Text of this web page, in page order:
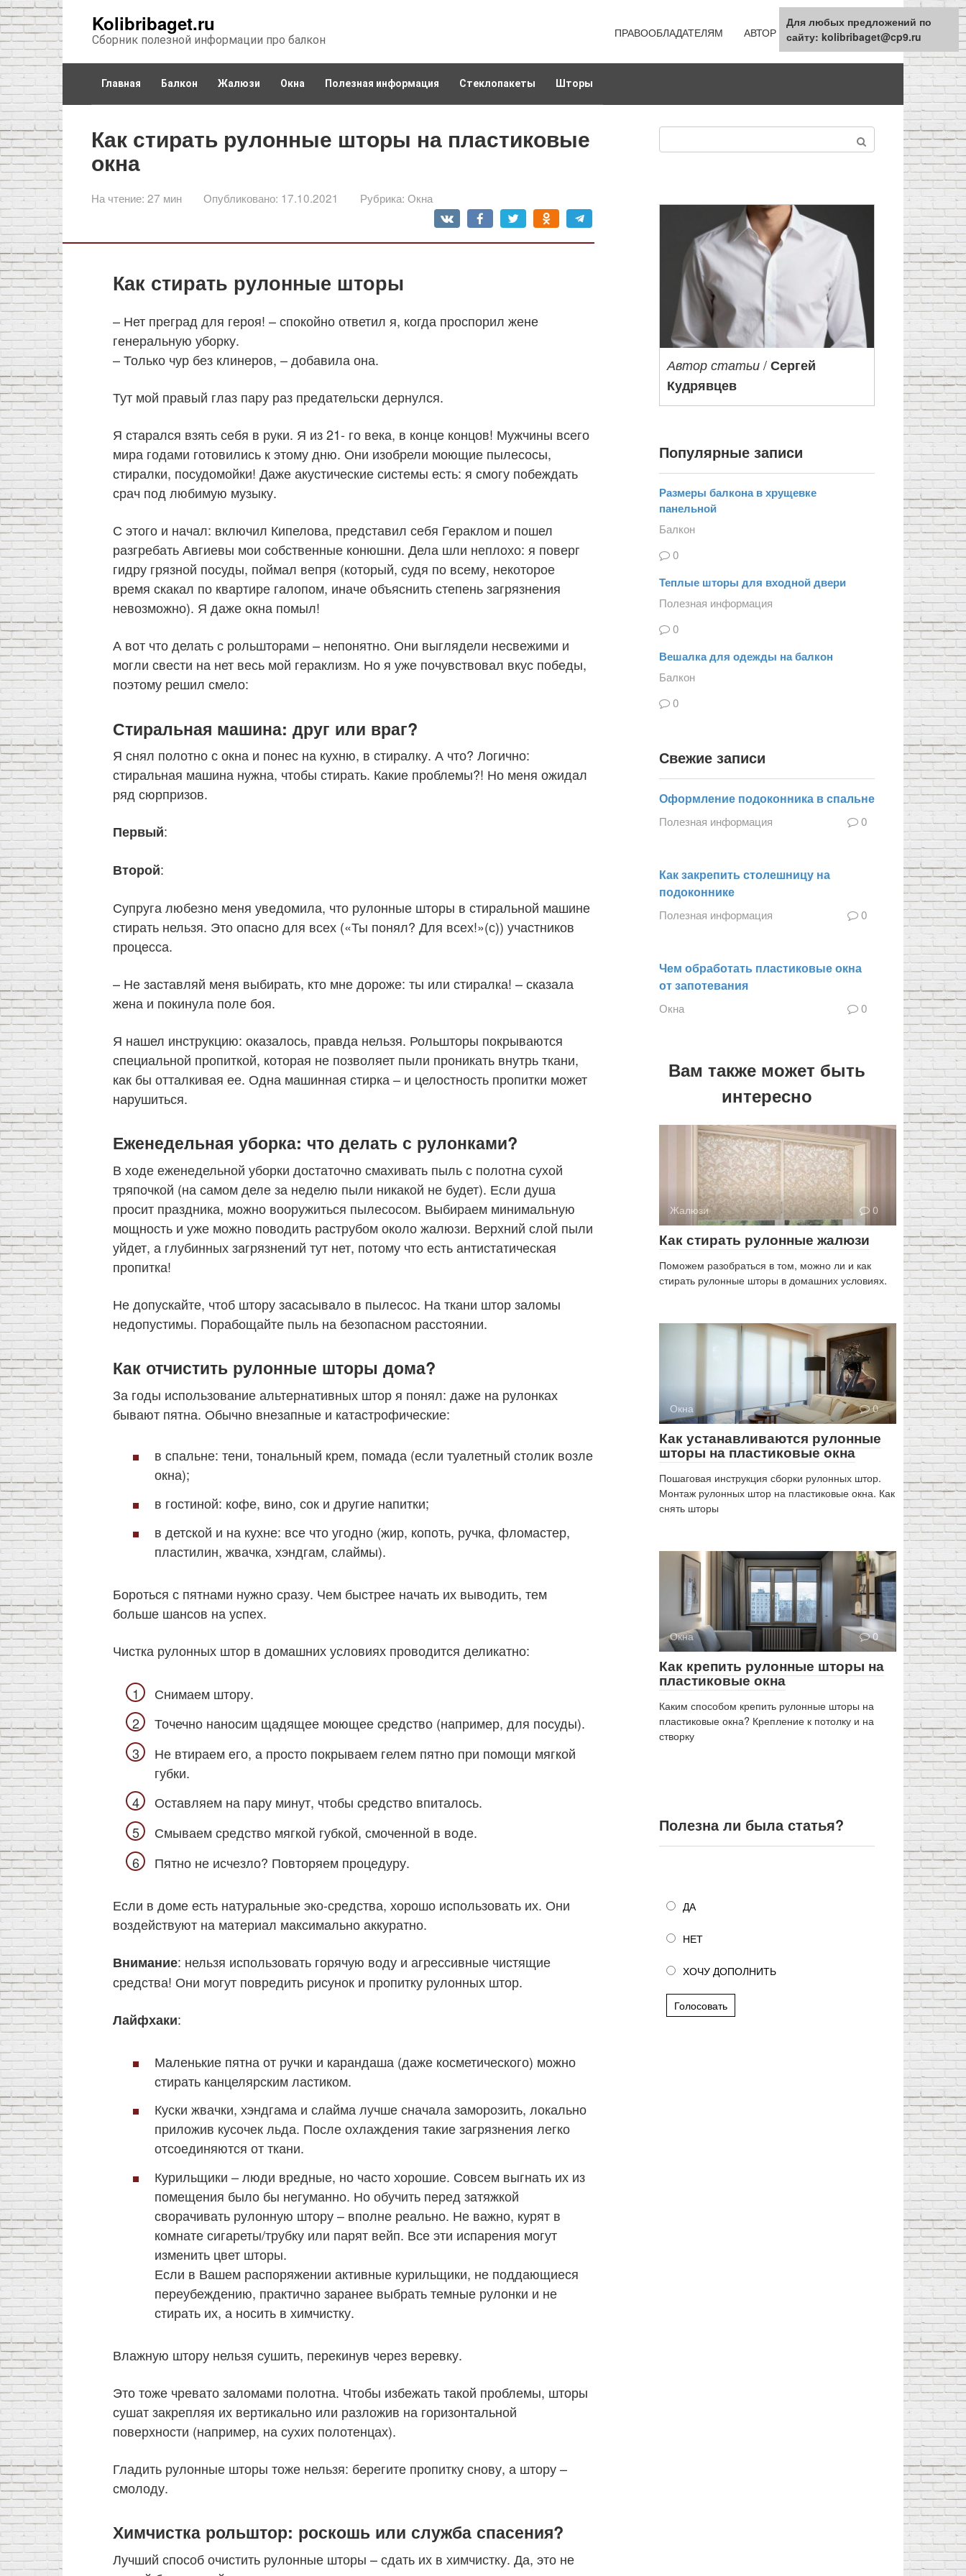
Перейти
к
контенту
Kolibribaget.ru
Сборник полезной информации про балкон
ПРАВООБЛАДАТЕЛЯМ АВТОР КАРТА САЙТА
Главная Балкон Жалюзи Окна Полезная информация Стеклопакеты Шторы
Как стирать рулонные шторы на пластиковые
окна
На чтение: 27 мин Опубликовано: 17.10.2021 Рубрика: Окна
Как стирать рулонные шторы
– Нет преград для героя! – спокойно ответил я, когда проспорил жене
генеральную уборку.
– Только чур без клинеров, – добавила она.
Тут мой правый глаз пару раз предательски дернулся.
Я старался взять себя в руки. Я из 21- го века, в конце концов! Мужчины всего
мира годами готовились к этому дню. Они изобрели моющие пылесосы,
стиралки, посудомойки! Даже акустические системы есть: я смогу побеждать
срач под любимую музыку.
С этого и начал: включил Кипелова, представил себя Гераклом и пошел
разгребать Авгиевы мои собственные конюшни. Дела шли неплохо: я поверг
гидру грязной посуды, поймал вепря (который, судя по всему, некоторое
время скакал по квартире галопом, иначе объяснить степень загрязнения
невозможно). Я даже окна помыл!
А вот что делать с рольшторами – непонятно. Они выглядели несвежими и
могли свести на нет весь мой гераклизм. Но я уже почувствовал вкус победы,
поэтому решил смело:
Стиральная машина: друг или враг?
Я снял полотно с окна и понес на кухню, в стиралку. А что? Логично:
стиральная машина нужна, чтобы стирать. Какие проблемы?! Но меня ожидал
ряд сюрпризов.
Первый:
Второй:
Супруга любезно меня уведомила, что рулонные шторы в стиральной машине
стирать нельзя. Это опасно для всех («Ты понял? Для всех!»(с)) участников
процесса.
– Не заставляй меня выбирать, кто мне дороже: ты или стиралка! – сказала
жена и покинула поле боя.
Я нашел инструкцию: оказалось, правда нельзя. Рольшторы покрываются
специальной пропиткой, которая не позволяет пыли проникать внутрь ткани,
как бы отталкивая ее. Одна машинная стирка – и целостность пропитки может
нарушиться.
Еженедельная уборка: что делать с рулонками?
В ходе еженедельной уборки достаточно смахивать пыль с полотна сухой
тряпочкой (на самом деле за неделю пыли никакой не будет). Если душа
просит праздника, можно вооружиться пылесосом. Выбираем минимальную
мощность и уже можно поводить раструбом около жалюзи. Верхний слой пыли
уйдет, а глубинных загрязнений тут нет, потому что есть антистатическая
пропитка!
Не допускайте, чтоб штору засасывало в пылесос. На ткани штор заломы
недопустимы. Порабощайте пыль на безопасном расстоянии.
Как отчистить рулонные шторы дома?
За годы использование альтернативных штор я понял: даже на рулонках
бывают пятна. Обычно внезапные и катастрофические:
в спальне: тени, тональный крем, помада (если туалетный столик возле
окна);
в гостиной: кофе, вино, сок и другие напитки;
в детской и на кухне: все что угодно (жир, копоть, ручка, фломастер,
пластилин, жвачка, хэндгам, слаймы).
Бороться с пятнами нужно сразу. Чем быстрее начать их выводить, тем
больше шансов на успех.
Чистка рулонных штор в домашних условиях проводится деликатно:
Снимаем штору.
Точечно наносим щадящее моющее средство (например, для посуды).
Не втираем его, а просто покрываем гелем пятно при помощи мягкой
губки.
Оставляем на пару минут, чтобы средство впиталось.
Смываем средство мягкой губкой, смоченной в воде.
Пятно не исчезло? Повторяем процедуру.
Если в доме есть натуральные эко-средства, хорошо использовать их. Они
воздействуют на материал максимально аккуратно.
Внимание: нельзя использовать горячую воду и агрессивные чистящие
средства! Они могут повредить рисунок и пропитку рулонных штор.
Лайфхаки:
Маленькие пятна от ручки и карандаша (даже косметического) можно
стирать канцелярским ластиком.
Куски жвачки, хэндгама и слайма лучше сначала заморозить, локально
приложив кусочек льда. После охлаждения такие загрязнения легко
отсоединяются от ткани.
Курильщики – люди вредные, но часто хорошие. Совсем выгнать их из
помещения было бы негуманно. Но обучить перед затяжкой
сворачивать рулонную штору – вполне реально. Не важно, курят в
комнате сигареты/трубку или парят вейп. Все эти испарения могут
изменить цвет шторы.
Если в Вашем распоряжении активные курильщики, не поддающиеся
переубеждению, практично заранее выбрать темные рулонки и не
стирать их, а носить в химчистку.
Влажную штору нельзя сушить, перекинув через веревку.
Это тоже чревато заломами полотна. Чтобы избежать такой проблемы, шторы
сушат закрепляя их вертикально или разложив на горизонтальной
поверхности (например, на сухих полотенцах).
Гладить рулонные шторы тоже нельзя: берегите пропитку снову, а штору –
смолоду.
Химчистка рольштор: роскошь или служба спасения?
Лучший способ очистить рулонные шторы – сдать их в химчистку. Да, это не
Автор статьи /Сергей
Кудрявцев
Популярные записи
Размеры балкона в хрущевке
панельной
Балкон
0
Теплые шторы для входной двери
Полезная информация
0
Вешалка для одежды на балкон
Балкон
0
Свежие записи
Оформление подоконника в спальне
Полезная информация 0
Как закрепить столешницу на
подоконнике
Полезная информация 0
Чем обработать пластиковые окна
от запотевания
Окна 0
Вам также может быть
интересно
Жалюзи 0
Как стирать рулонные жалюзи
Поможем разобраться в том, можно ли и как
стирать рулонные шторы в домашних условиях.
Окна 0
Как устанавливаются рулонные
шторы на пластиковые окна
Пошаговая инструкция сборки рулонных штор.
Монтаж рулонных штор на пластиковые окна. Как
снять шторы
Окна 0
Как крепить рулонные шторы на
пластиковые окна
Каким способом крепить рулонные шторы на
пластиковые окна? Крепление к потолку и на
створку
Полезна ли была статья?
ДА
НЕТ
ХОЧУ ДОПОЛНИТЬ
Голосовать
Для любых предложений по
сайту: kolibribaget@cp9.ru